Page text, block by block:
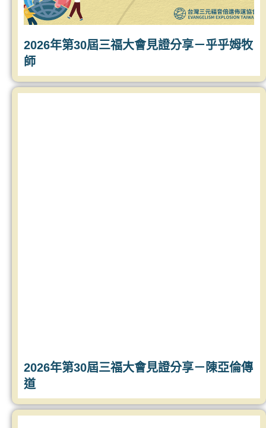
2026年第30屆三福大會見證分享－乎乎姆牧
師
2026年第30屆三福大會見證分享－陳亞倫傳
道